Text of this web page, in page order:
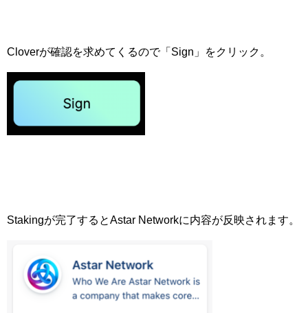
Cloverが確認を求めてくるので「Sign」をクリック。
Stakingが完了するとAstar Networkに内容が反映されます。